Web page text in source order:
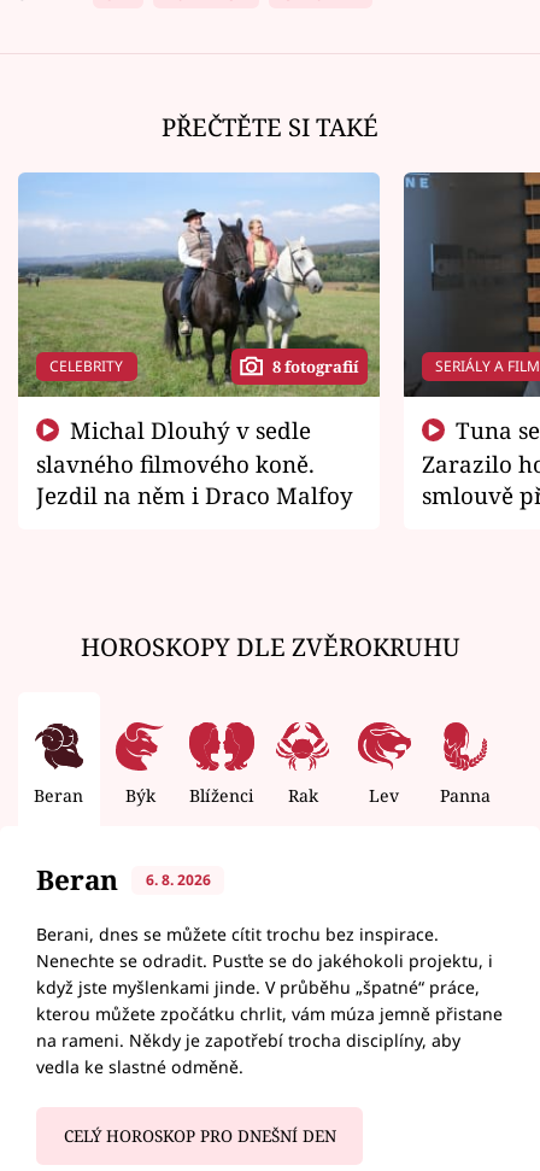
PŘEČTĚTE SI TAKÉ
CELEBRITY 8 fotografií
slavného filmového koně.
Jezdil na něm i Draco Malfoy
SERIÁLY A
Zarazilo
smlouvě
HOROSKOPY DLE ZVĚROKRUHU
Beran Býk Blíženci Rak Lev Panna
Beran 6. 8. 2026
Berani, dnes se můžete cítit trochu bez inspirace.
Nenechte se odradit. Pusťte se do jakéhokoli projektu, i
když jste myšlenkami jinde. V průběhu „špatné“ práce,
kterou můžete zpočátku chrlit, vám múza jemně přistane
na rameni. Někdy je zapotřebí trocha disciplíny, aby
vedla ke slastné odměně.
CELÝ HOROSKOP PRO DNEŠNÍ DEN